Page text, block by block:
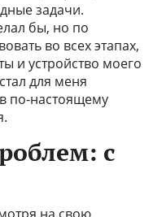
задачи.
бы, но по
во всех этапах,
и устройство моего
для меня
по-настоящему
с